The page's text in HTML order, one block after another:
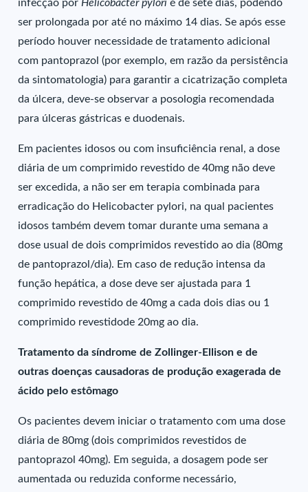
infecção por Helicobacter pylori é de sete dias, podendo
ser prolongada por até no máximo 14 dias. Se após esse
período houver necessidade de tratamento adicional
com pantoprazol (por exemplo, em razão da persistência
da sintomatologia) para garantir a cicatrização completa
da úlcera, deve-se observar a posologia recomendada
para úlceras gástricas e duodenais.
Em pacientes idosos ou com insuficiência renal, a dose
diária de um comprimido revestido de 40mg não deve
ser excedida, a não ser em terapia combinada para
erradicação do Helicobacter pylori, na qual pacientes
idosos também devem tomar durante uma semana a
dose usual de dois comprimidos revestido ao dia (80mg
de pantoprazol/dia). Em caso de redução intensa da
função hepática, a dose deve ser ajustada para 1
comprimido revestido de 40mg a cada dois dias ou 1
comprimido revestidode 20mg ao dia.
Tratamento da síndrome de Zollinger-Ellison e de
outras doenças causadoras de produção exagerada de
ácido pelo estômago
Os pacientes devem iniciar o tratamento com uma dose
diária de 80mg (dois comprimidos revestidos de
pantoprazol 40mg). Em seguida, a dosagem pode ser
aumentada ou reduzida conforme necessário,